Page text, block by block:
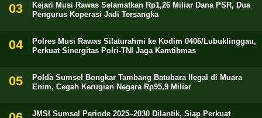
Kejari Musi Rawas Selamatkan Rp1,26 Miliar Dana PSR, Dua
Pengurus Koperasi Jadi Tersangka
Polres Musi Rawas Silaturahmi ke Kodim 0406/Lubuklinggau,
Perkuat Sinergitas Polri-TNI Jaga Kamtibmas
Polda Sumsel Bongkar Tambang Batubara Ilegal di Muara
Enim, Cegah Kerugian Negara Rp95,9 Miliar
JMSI Sumsel Periode 2025–2030 Dilantik, Siap Perkuat